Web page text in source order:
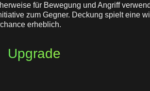
für Bewegung und Angriff
zum Gegner. Deckung spielt eine
erheblich.
Upgrade